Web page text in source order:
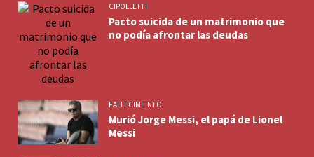
CIPOLLETTI
Pacto suicida de un matrimonio que
no podía afrontar las deudas
FALLECIMIENTO
Murió Jorge Messi, el papá de Lionel
Messi